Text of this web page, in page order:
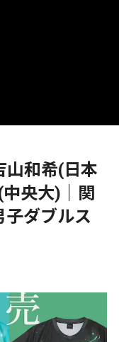
山和希(日本
央大)｜関
ダブルス